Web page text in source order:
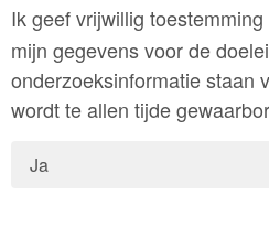
Ik geef vrijwillig
mijn gegevens voor de
onderzoeksinformatie staan
wordt te allen tijde
Ja